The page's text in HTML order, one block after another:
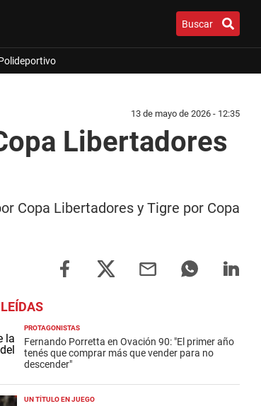
Buscar
13 de mayo de 2026 - 12:35
Libertadores
Copa Libertadores y Tigre por Copa
PROTAGONISTAS
Fernando Porretta en Ovación 90: "El primer año
tenés que comprar más que vender para no
descender"
UN TÍTULO EN JUEGO